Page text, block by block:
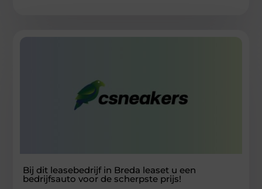
Bij dit leasebedrijf in Breda leaset u een
bedrijfsauto voor de scherpste prijs!